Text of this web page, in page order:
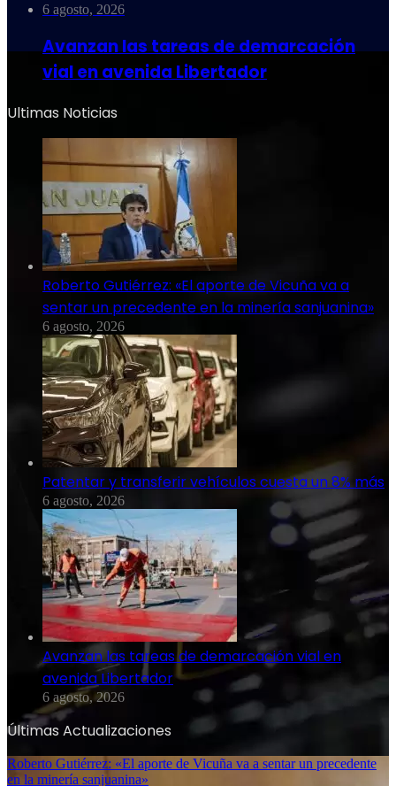
6 agosto, 2026
Avanzan las tareas de demarcación
vial en avenida Libertador
Ultimas Noticias
Roberto Gutiérrez: «El aporte de Vicuña va a
sentar un precedente en la minería sanjuanina»
6 agosto, 2026
Patentar y transferir vehículos cuesta un 8% más
6 agosto, 2026
Avanzan las tareas de demarcación vial en
avenida Libertador
6 agosto, 2026
Últimas Actualizaciones
Roberto Gutiérrez: «El aporte de Vicuña va a sentar un precedente
en la minería sanjuanina»